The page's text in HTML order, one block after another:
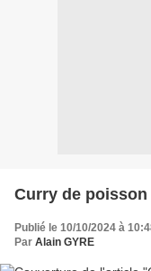
Curry de
Publié le 10/10/2024 à
Par Alain GYRE